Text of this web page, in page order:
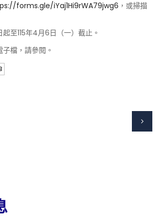
forms.gle/iYaj1Hi9rWA79jwg6 ，或掃描
至115年4月6日（一）截止。
檔，請參閱。